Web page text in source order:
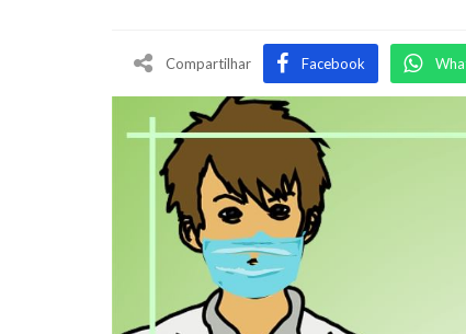
Compartilhar Facebook